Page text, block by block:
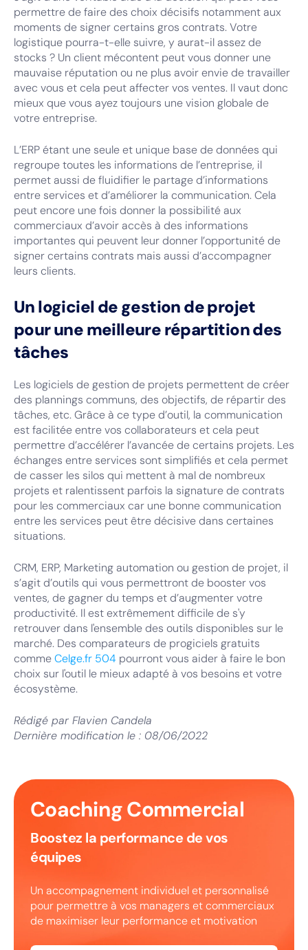
permettre de faire des choix décisifs notamment aux
moments de signer certains gros contrats. Votre
logistique pourra-t-elle suivre, y aurat-il assez de
stocks ? Un client mécontent peut vous donner une
mauvaise réputation ou ne plus avoir envie de travailler
avec vous et cela peut affecter vos ventes. Il vaut donc
mieux que vous ayez toujours une vision globale de
votre entreprise.
L’ERP étant une seule et unique base de données qui
regroupe toutes les informations de l’entreprise, il
permet aussi de fluidifier le partage d’informations
entre services et d’améliorer la communication. Cela
peut encore une fois donner la possibilité aux
commerciaux d’avoir accès à des informations
importantes qui peuvent leur donner l’opportunité de
signer certains contrats mais aussi d’accompagner
leurs clients.
Un logiciel de gestion de projet
pour une meilleure répartition des
tâches
Les logiciels de gestion de projets permettent de créer
des plannings communs, des objectifs, de répartir des
tâches, etc. Grâce à ce type d’outil, la communication
est facilitée entre vos collaborateurs et cela peut
permettre d’accélérer l’avancée de certains projets. Les
échanges entre services sont simplifiés et cela permet
de casser les silos qui mettent à mal de nombreux
projets et ralentissent parfois la signature de contrats
pour les commerciaux car une bonne communication
entre les services peut être décisive dans certaines
situations.
CRM, ERP, Marketing automation ou gestion de projet, il
s’agit d’outils qui vous permettront de booster vos
ventes, de gagner du temps et d’augmenter votre
productivité. Il est extrêmement difficile de s'y
retrouver dans l'ensemble des outils disponibles sur le
marché. Des comparateurs de progiciels gratuits
commeCelge.fr 504 pourront vous aider à faire le bon
choix sur l'outil le mieux adapté à vos besoins et votre
écosystème.
Rédigé par Flavien Candela
Dernière modification le : 08/06/2022
Coaching Commercial
Boostez la performance de vos
équipes
Un accompagnement individuel et personnalisé
pour permettre à vos managers et commerciaux
de maximiser leur performance et motivation